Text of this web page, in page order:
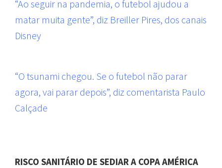
“Ao seguir na pandemia, o futebol ajudou a
matar muita gente”, diz Breiller Pires, dos canais
Disney
“O tsunami chegou. Se o futebol não parar
agora, vai parar depois”, diz comentarista Paulo
Calçade
RISCO SANITÁRIO DE SEDIAR A COPA AMÉRICA